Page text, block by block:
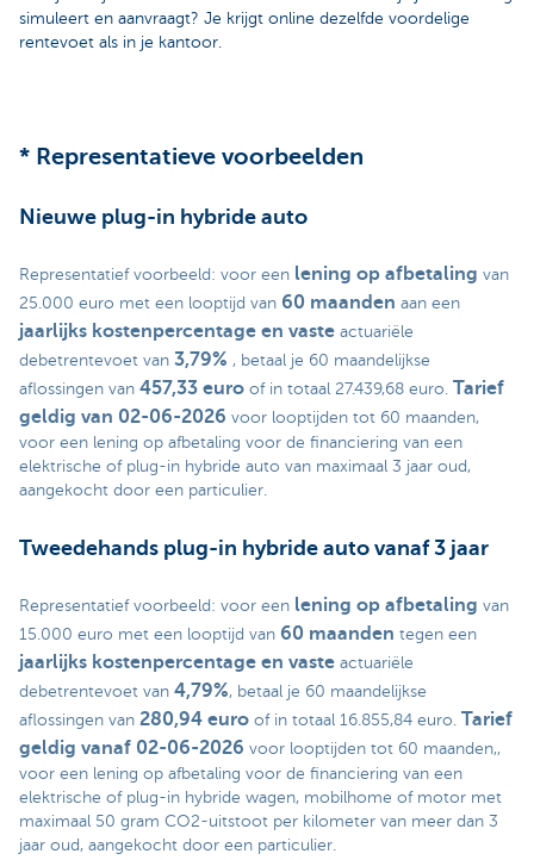
simuleert en aanvraagt? Je krijgt online dezelfde voordelige
rentevoet als in je kantoor.
* Representatieve voorbeelden
Nieuwe plug-in hybride auto
Representatief voorbeeld: voor een lening op afbetaling van
25.000 euro met een looptijd van 60 maanden aan een
jaarlijks kostenpercentage en vaste actuariële
debetrentevoet van 3,79% , betaal je 60 maandelijkse
aflossingen van 457,33 euro of in totaal 27.439,68 euro. Tarief
geldig van 02-06-2026 voor looptijden tot 60 maanden,
voor een lening op afbetaling voor de financiering van een
elektrische of plug-in hybride auto van maximaal 3 jaar oud,
aangekocht door een particulier.
Tweedehands plug-in hybride auto vanaf 3 jaar
Representatief voorbeeld: voor een lening op afbetaling van
15.000 euro met een looptijd van 60 maanden tegen een
jaarlijks kostenpercentage en vaste actuariële
debetrentevoet van 4,79%, betaal je 60 maandelijkse
aflossingen van 280,94 euro of in totaal 16.855,84 euro. Tarief
geldig vanaf 02-06-2026 voor looptijden tot 60 maanden,,
voor een lening op afbetaling voor de financiering van een
elektrische of plug-in hybride wagen, mobilhome of motor met
maximaal 50 gram CO2-uitstoot per kilometer van meer dan 3
jaar oud, aangekocht door een particulier.